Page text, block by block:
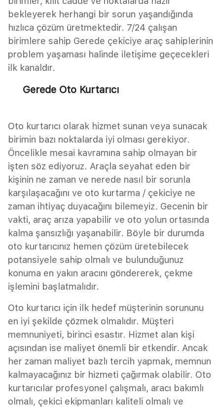
bekleyerek herhangi bir sorun yaşandığında
hızlıca çözüm üretmektedir. 7/24 çalışan
birimlere sahip Gerede çekiciye araç sahiplerinin
problem yaşaması halinde iletişime geçecekleri
ilk kanaldır.
Gerede Oto Kurtarıcı
Oto kurtarıcı olarak hizmet sunan veya sunacak
birimin bazı noktalarda iyi olması gerekiyor.
Öncelikle mesai kavramına sahip olmayan bir
işten söz ediyoruz. Araçla seyahat eden bir
kişinin ne zaman ve nerede nasıl bir sorunla
karşılaşacağını ve oto kurtarma / çekiciye ne
zaman ihtiyaç duyacağını bilemeyiz. Gecenin bir
vakti, araç arıza yapabilir ve oto yolun ortasında
kalma şansızlığı yaşanabilir. Böyle bir durumda
oto kurtarıcınız hemen çözüm üretebilecek
potansiyele sahip olmalı ve bulunduğunuz
konuma en yakın aracını göndererek, çekme
işlemini başlatmalıdır.
Oto kurtarıcı için ilk hedef müşterinin sorununu
en iyi şekilde çözmek olmalıdır. Müşteri
memnuniyeti, birinci esastır. Hizmet alan kişi
açısından ise maliyet önemli bir etkendir. Ancak
her zaman maliyet bazlı tercih yapmak, memnun
kalmayacağınız bir hizmeti çağırmak olabilir. Oto
kurtarıcılar profesyonel çalışmalı, aracı bakımlı
olmalı, çekici ekipmanları kaliteli olmalı ve